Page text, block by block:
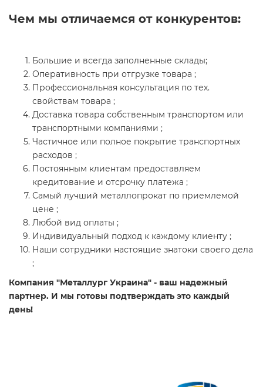
Чем мы отличаемся от конкурентов:
Большие и всегда заполненные склады;
Оперативность при отгрузке товара ;
Профессиональная консультация по тех.
свойствам товара ;
Доставка товара собственным транспортом или
транспортными компаниями ;
Частичное или полное покрытие транспортных
расходов ;
Постоянным клиентам предоставляем
кредитование и отсрочку платежа ;
Самый лучший металлопрокат по приемлемой
цене ;
Любой вид оплаты ;
Индивидуальный подход к каждому клиенту ;
Наши сотрудники настоящие знатоки своего дела
;
Компания "Металлург Украина" - ваш надежный
партнер. И мы готовы подтверждать это каждый
день!